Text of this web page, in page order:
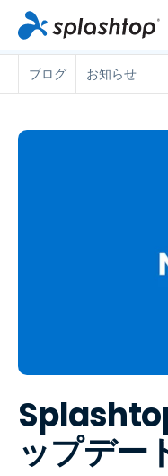
ブログ お知らせ
ップデー